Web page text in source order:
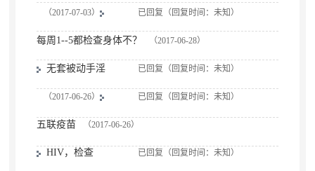
（2017-07-03） 已回复（回复时间：未知）
每周1--5都检查身体不？ （2017-06-28）
已回复（回复时间：未知）
无套被动手淫
（2017-06-26） 已回复（回复时间：未知）
五联疫苗 （2017-06-26）
已回复（回复时间：未知）
HIV，检查